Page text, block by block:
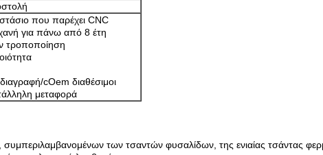
που παρέχει CNC
για πάνω από 8 έτη
τροποποίηση
cOem διαθέσιμοι
μεταφορά
των τσαντών φυσαλίδων, της ενιαίας τσάντας